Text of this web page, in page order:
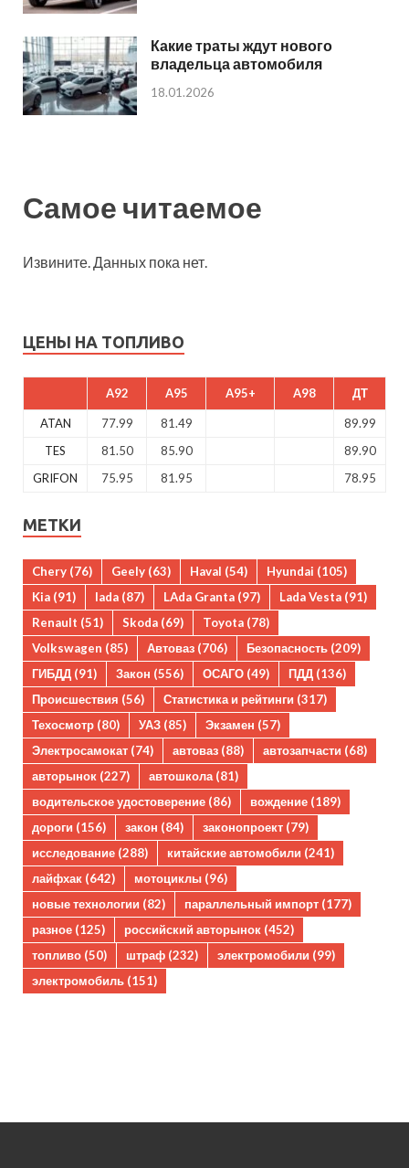
Какие траты ждут нового
владельца автомобиля
18.01.2026
Самое читаемое
Извините. Данных пока нет.
ЦЕНЫ НА ТОПЛИВО
A92 A95 A95+ A98 ДТ
ATAN 77.99 81.49
89.99
TES
81.50 85.90
89.90
GRIFON
75.95 81.95 78.95
МЕТКИ
Chery (76) Geely (63) Haval (54) Hyundai (105)
Kia (91) lada (87) LAda Granta (97) Lada Vesta (91)
Renault (51) Skoda (69) Toyota (78)
Volkswagen (85) Автоваз (706) Безопасность (209)
ГИБДД (91) Закон (556) ОСАГО (49) ПДД (136)
Происшествия (56) Статистика и рейтинги (317)
Техосмотр (80) УАЗ (85) Экзамен (57)
Электросамокат (74) автоваз (88) автозапчасти (68)
авторынок (227) автошкола(81)
водительское удостоверение (86) вождение (189)
дороги (156) закон (84) законопроект (79)
исследование (288) китайские автомобили (241)
лайфхак (642) мотоциклы (96)
новые технологии (82) параллельный импорт (177)
разное (125) российский авторынок (452)
топливо (50) штраф (232) электромобили (99)
электромобиль (151)